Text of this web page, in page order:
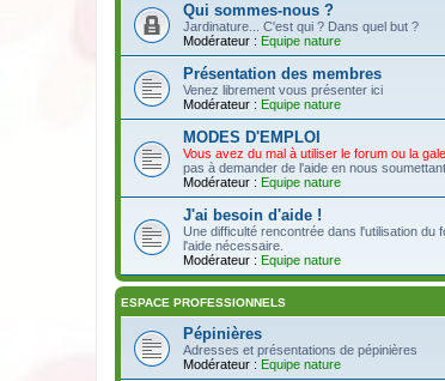
Qui sommes-nous ?
Jardinature... C'est qui ? Dans quel but ?
Modérateur : Equipe nature
Présentation des membres
Venez librement vous présenter ici
Modérateur : Equipe nature
MODES D'EMPLOI
Vous avez du mal à utiliser le forum ou la
pas à demander de l'aide en nous
Modérateur : Equipe nature
J'ai besoin d'aide !
Une difficulté rencontrée dans l'utilisation du
l'aide nécessaire.
Modérateur : Equipe nature
ESPACE PROFESSIONNELS
Pépinières
Adresses et présentations de pépinières
Modérateur : Equipe nature